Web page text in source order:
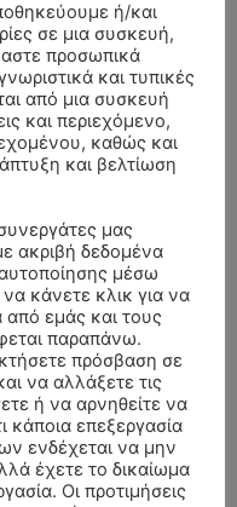
25/7/2026 –
ή/και
σε μια συσκευή,
προσωπικά
και τυπικές
από μια συσκευή
και περιεχόμενο,
καθώς και
και βελτίωση
μας
ακριβή δεδομένα
μέσω
κάνετε κλικ για να
από εμάς και τους
παραπάνω.
πρόσβαση σε
να αλλάξετε τις
ή να αρνηθείτε να
κάποια επεξεργασία
ενδέχεται να μην
έχετε το δικαίωμα
Οι προτιμήσεις